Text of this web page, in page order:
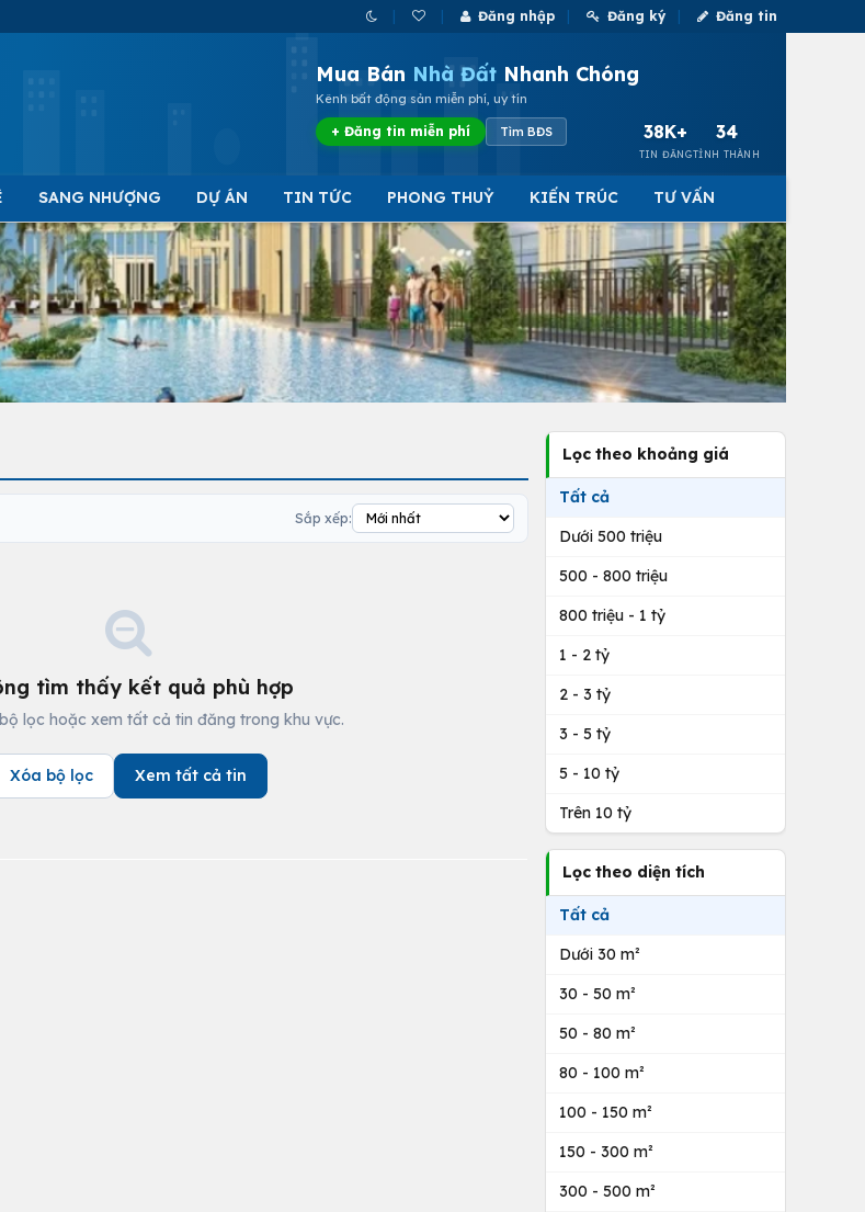
Đăng nhập Đăng ký Đăng tin
Mua Bán Nhà Đất Nhanh Chóng
Kênh bất động sản miễn phí, uy tín
+ Đăng tin miễn phí Tìm BĐS 38K+
TIN ĐĂNG
34
TỈNH THÀNH
SANG NHƯỢNG DỰ ÁN TIN TỨC PHONG THUỶ KIẾN TRÚC TƯ VẤN
Sắp xếp:
tìm thấy kết quả phù hợp
lọc hoặc xem tất cả tin đăng trong khu vực.
Xóa bộ lọc Xem tất cả tin
Lọc theo khoảng giá
Tất cả
Dưới 500 triệu
500 - 800 triệu
800 triệu - 1 tỷ
1 - 2 tỷ
2 - 3 tỷ
3 - 5 tỷ
5 - 10 tỷ
Trên 10 tỷ
Lọc theo diện tích
Tất cả
Dưới 30 m²
30 - 50 m²
50 - 80 m²
80 - 100 m²
100 - 150 m²
150 - 300 m²
300 - 500 m²